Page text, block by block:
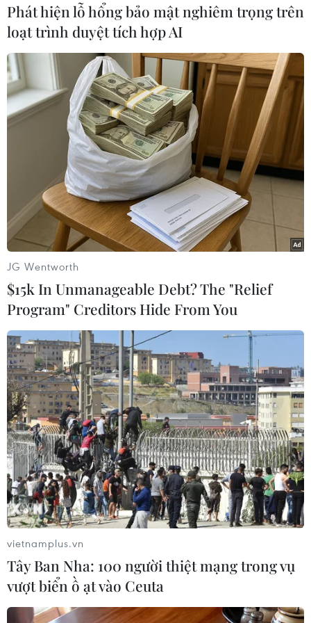
#Giải thưởng #Khi Tổ quốc cần
#Tập thể
#Cá nhân
#Cộng đồng Anh
Theo dõi VietnamPlus
TIN CÙNG CHUYÊN MỤC
An Giang: Cháy lớn ở khu dân cư
khiến 5 căn nhà bị hư hại
06/08/2026 16:12
Tiếp tục đổi mới, nâng cao hiệu quả
công tác cai nghiện ma túy
06/08/2026 15:34
Khởi tố đối tượng giả danh Công an,
lừa đảo "chạy án" tại Đắk Lắk
06/08/2026 15:07
Cảnh sát khám xét nơi ở của Huấn
Phát hiện lỗ hổng bảo mật nghiêm trọng trên
loạt trình duyệt tích hợp AI
JG Wentworth
$15k In Unmanageable Debt? The "Relief
Program" Creditors Hide From You
vietnamplus.vn
Tây Ban Nha: 100 người thiệt mạng trong vụ
vượt biển ồ ạt vào Ceuta